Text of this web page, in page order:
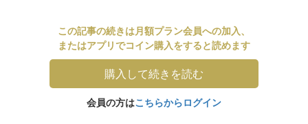
この記事の続きは月額プラン会員への加入、
またはアプリでコイン購入をすると読めます
購入して続きを読む
会員の方はこちらからログイン